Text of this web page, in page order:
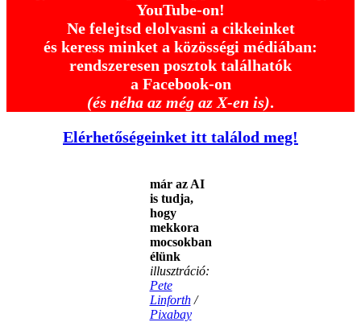
YouTube-on!
Ne felejtsd elolvasni a cikkeinket
és keress minket a közösségi médiában:
rendszeresen posztok találhatók
a Facebook-on
(és néha az még az X-en is).
Elérhetőségeinket itt találod meg!
már az AI
is tudja,
hogy
mekkora
mocsokban
élünk
illusztráció:
Pete
Linforth/
Pixabay